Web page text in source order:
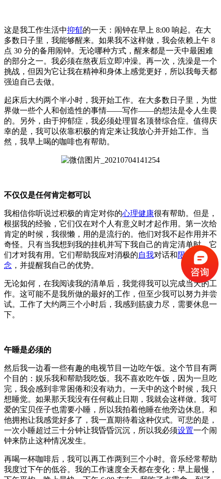
这是我工作生活中抑郁的一天：闹钟在早上 8:00 响起。 在大
多数日子里，我能够醒来。 如果我不这样做，我会依赖上午 8
点 30 分的备用闹钟。 无论哪种方式，醒来都是一天中最困难
的部分之一。 我必须在熬夜后立即冲澡。 再一次， 洗澡是一个
挑战， 但因为它让我在精神和身体上感觉更好，所以我每天都
强迫自己去做。
起床后大约两个半小时，我开始工作。 在大多数日子里，为世
界做一些个人和创造性的事情——写作——的想法是令人生畏
的。
另外， 由于抑郁症 ，我必须处理冒名顶替综合症。 值得庆
幸的是，我可以依靠积极的肯定来让我放心并开始工作。 当
然，我早上喝的咖啡也有帮助。
不仅仅是任何肯定都可以
我相信你听说过积极的肯定对你的心理健康很有帮助。 但是，
根据我的经验，它们仅在对个人有意义时才起作用。 第一次给
肯定的时候，我很懒，用的是流行的。 他们对我不起作用并不
奇怪。
只有当我想到我的挂机并写下我自己的肯定清单时，它
们才对我有用。 它们帮助我应对消极的自我对话和限制性信
念 ，并提醒我自己的优势。
无论如何，在我阅读我的清单后，我觉得我可以完成当天的工
作。 这可能不是我所做的最好的工作，但至少我可以努力并尝
试。 工作了大约两三个小时后，我感到筋疲力尽，需要休息一
下。
午睡是必须的
然后我一边看一些有趣的电视节目一边吃午饭。 这个节目有两
个目的：娱乐我和帮助我吃饭。 我不喜欢吃午饭，因为一旦吃
完，我会感到非常困倦和没有动力。 一天中的这个时候， 我只
想睡觉。 如果那天我没有任何截止日期，我就会这样做。 我可
爱的宝贝侄子也需要小睡，所以我拍着他睡在他旁边休息。 和
他拥抱让我感觉好多了，我一直期待着这种仪式。 可悲的是，
一次小睡超过三十分钟让我昏昏沉沉，所以我必须设置一个闹
钟来防止这种情况发生。
再喝一杯咖啡后，我可以再工作两到三个小时。 音乐经常帮助
我度过下午的低谷。 我的工作速度全天都在变化：早上最慢，